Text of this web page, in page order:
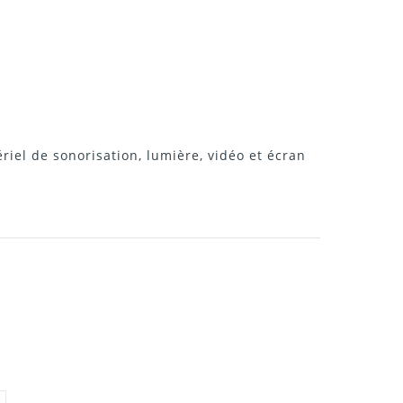
de sonorisation, lumière, vidéo et écran